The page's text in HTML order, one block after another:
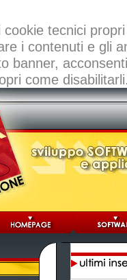
cookie tecnici
i contenuti e gli
banner,
come